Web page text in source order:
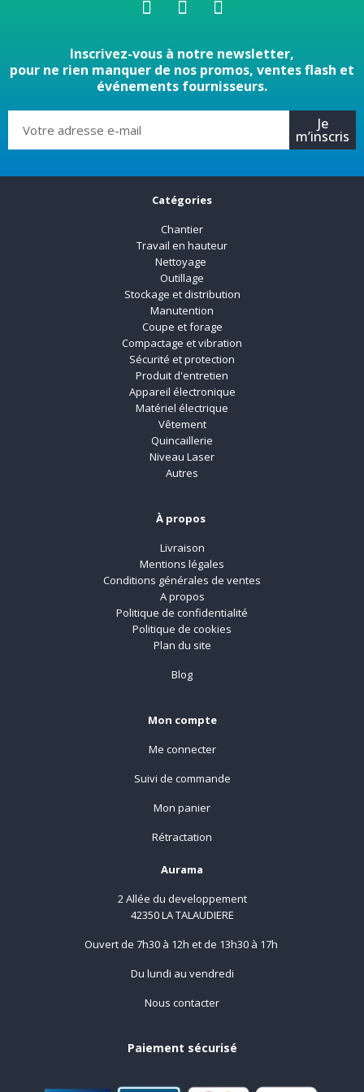
Inscrivez-vous à notre newsletter,
pour ne rien manquer de nos promos, ventes flash et
événements fournisseurs.
Je
m’inscris
Catégories
Chantier
Travail en hauteur
Nettoyage
Outillage
Stockage et distribution
Manutention
Coupe et forage
Compactage et vibration
Sécurité et protection
Produit d'entretien
Appareil électronique
Matériel électrique
Vêtement
Quincaillerie
Niveau Laser
Autres
À propos
Livraison
Mentions légales
Conditions générales de ventes
A propos
Politique de confidentialité
Politique de cookies
Plan du site
Blog
Mon compte
Me connecter
Suivi de commande
Mon panier
Rétractation
Aurama
2 Allée du developpement
42350 LA TALAUDIERE
Ouvert de 7h30 à 12h et de 13h30 à 17h
Du lundi au vendredi
Nous contacter
Paiement sécurisé